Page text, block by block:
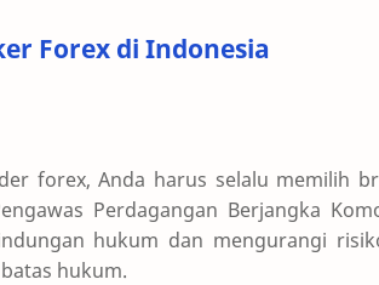
Forex di Indonesia
forex, Anda harus selalu memilih
Perdagangan Berjangka
hukum dan mengurangi
hukum.